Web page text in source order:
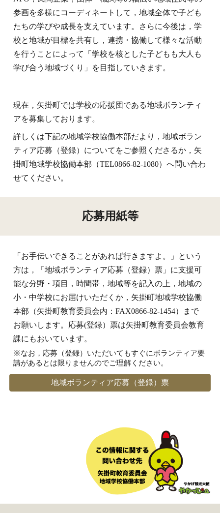
参画を多様にコーディネートして ，地域全体で子ども
たちの学びや成長を支えています。さらに今後は ，学
校と地域が目標を共有し ，連携・協働して様々な活動
を行うことによって「学校を核とした子どもも大人も
学び合う地域づくり」を目指していきます。
現在，矢掛町では学校の応援団である地域ボランティ
アを募集しております。
詳しくは下記の地域学校協働本部だより，地域ボラン
ティア応募（登録）についてをご参照くださるか，矢
掛町地域学校協働本部（TEL0866-82-1080）へ問い合わ
せてください。
応募用紙等
「お手伝いできることがあれば行きますよ。」という
方は ，
「地域ボランティア応募（登録）票」に支援可
能な分野・項目
， 時間帯 ，地域等を記入の上 ，地域の
小・中学校にお届けいただくか ， 矢掛町地域学校協働
本部（矢掛町教育委員会内：FAX0866-82-1454）まで
お願いします。応募(登録）票は矢掛町教育委員会教育
課にもおいています。
※なお ， 応募（登録）いただいてもすぐにボランティア要
請があるとは限りませんのでご理解ください。
地域ボランティア応募（登録）票